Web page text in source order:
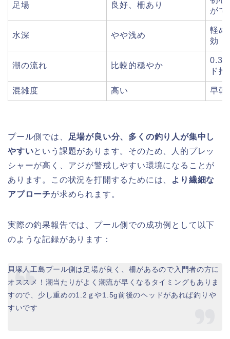
足場 良好、柵あり
がで
水深 やや浅め
軽め
効
潮の流れ 比較的穏やか
0.3g
ド推
混雑度 高い 早朝
プール側では、
足場が良い分、多くの釣り人が集中し
やすいという課題があります。そのため、人的プレッ
シャーが高く、アジが警戒しやすい環境になることが
あります。この状況を打開するためには、
より繊細な
アプローチが求められます。
実際の釣果報告では、プール側での成功例として以下
のような記録があります：
貝塚人工島プール側は足場が良く、柵があるので入門者の方に
オススメ！潮当たりがよく潮流が早くなるタイミングもありま
すので、少し重めの1.2ｇや1.5g前後のヘッドがあれば釣りや
すいです